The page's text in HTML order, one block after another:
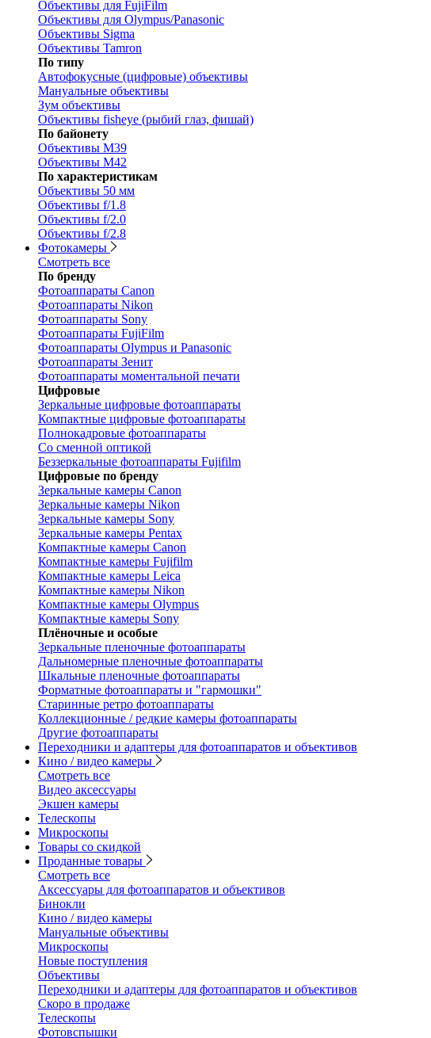
Объективы для FujiFilm
Объективы для Olympus/Panasonic
Объективы Sigma
Объективы Tamron
По типу
Автофокусные (цифровые) объективы
Мануальные объективы
Зум объективы
Объективы fisheye (рыбий глаз, фишай)
По байонету
Объективы M39
Объективы M42
По характеристикам
Объективы 50 мм
Объективы f/1.8
Объективы f/2.0
Объективы f/2.8
Фотокамеры
Смотреть все
По бренду
Фотоаппараты Canon
Фотоаппараты Nikon
Фотоаппараты Sony
Фотоаппараты FujiFilm
Фотоаппараты Olympus и Panasonic
Фотоаппараты Зенит
Фотоаппараты моментальной печати
Цифровые
Зеркальные цифровые фотоаппараты
Компактные цифровые фотоаппараты
Полнокадровые фотоаппараты
Со сменной оптикой
Беззеркальные фотоаппараты Fujifilm
Цифровые по бренду
Зеркальные камеры Canon
Зеркальные камеры Nikon
Зеркальные камеры Sony
Зеркальные камеры Pentax
Компактные камеры Canon
Компактные камеры Fujifilm
Компактные камеры Leica
Компактные камеры Nikon
Компактные камеры Olympus
Компактные камеры Sony
Плёночные и особые
Зеркальные пленочные фотоаппараты
Дальномерные пленочные фотоаппараты
Шкальные пленочные фотоаппараты
Форматные фотоаппараты и "гармошки"
Старинные ретро фотоаппараты
Коллекционные / редкие камеры фотоаппараты
Другие фотоаппараты
Переходники и адаптеры для фотоаппаратов и объективов
Кино / видео камеры
Смотреть все
Видео аксессуары
Экшен камеры
Телескопы
Микроскопы
Товары со скидкой
Проданные товары
Смотреть все
Аксессуары для фотоаппаратов и объективов
Бинокли
Кино / видео камеры
Мануальные объективы
Микроскопы
Новые поступления
Объективы
Переходники и адаптеры для фотоаппаратов и объективов
Скоро в продаже
Телескопы
Фотовспышки